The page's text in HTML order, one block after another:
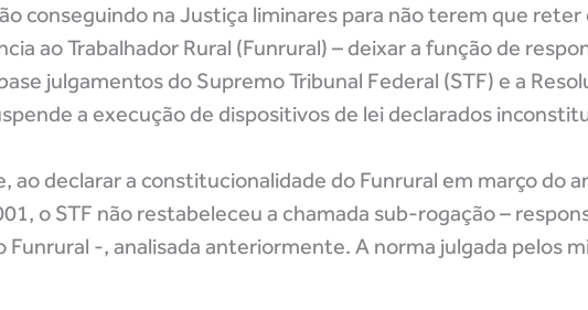
conseguindo na Justiça liminares para não terem que reter
ao Trabalhador Rural (Funrural) – deixar a função de
julgamentos do Supremo Tribunal Federal (STF) e a
a execução de dispositivos de lei declarados
declarar a constitucionalidade do Funrural em março do
o STF não restabeleceu a chamada sub-rogação –
-, analisada anteriormente. A norma julgada pelos